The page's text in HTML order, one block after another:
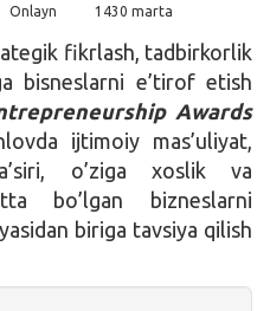
Onlayn
1430 marta
fikrlash, tadbirkorlik
bisneslarni e’tirof etish
Awards
ijtimoiy mas’uliyat,
o’ziga xoslik va
bo’lgan bizneslarni
biriga tavsiya qilish